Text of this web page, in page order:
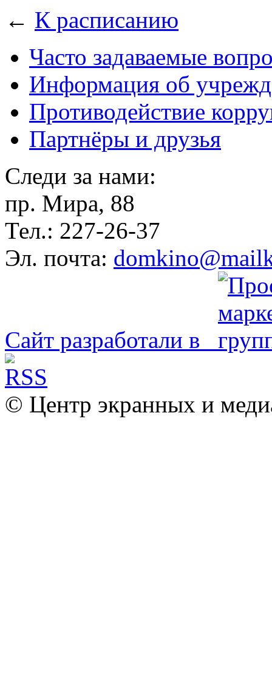
← К расписанию
Часто задаваемые
Информация об
Противодействие
Партнёры и друзья
Следи за нами:
пр. Мира, 88
Тел.: 227-26-37
Эл. почта:
Сайт разработали в
© Центр экранных и